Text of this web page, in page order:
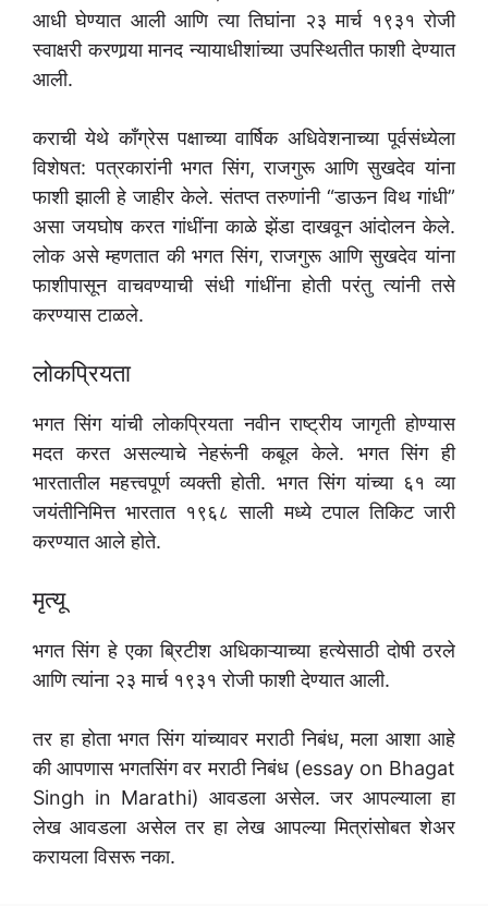
आधी घेण्यात आली आणि त्या तिघांना २३ मार्च १९३१ रोजी
स्वाक्षरी करणार्‍या मानद न्यायाधीशांच्या उपस्थितीत फाशी देण्यात
आली.
कराची येथे कॉंग्रेस पक्षाच्या वार्षिक अधिवेशनाच्या पूर्वसंध्येला
विशेषत: पत्रकारांनी भगत सिंग, राजगुरू आणि सुखदेव यांना
फाशी झाली हे जाहीर केले. संतप्त तरुणांनी “डाऊन विथ गांधी”
असा जयघोष करत गांधींना काळे झेंडा दाखवून आंदोलन केले.
लोक असे म्हणतात की भगत सिंग, राजगुरू आणि सुखदेव यांना
फाशीपासून वाचवण्याची संधी गांधींना होती परंतु त्यांनी तसे
करण्यास टाळले.
लोकप्रियता
भगत सिंग यांची लोकप्रियता नवीन राष्ट्रीय जागृती होण्यास
मदत करत असल्याचे नेहरूंनी कबूल केले. भगत सिंग ही
भारतातील महत्त्वपूर्ण व्यक्ती होती. भगत सिंग यांच्या ६१ व्या
जयंतीनिमित्त भारतात १९६८ साली मध्ये टपाल तिकिट जारी
करण्यात आले होते.
मृत्यू
भगत सिंग हे एका ब्रिटीश अधिकाऱ्याच्या हत्येसाठी दोषी ठरले
आणि त्यांना २३ मार्च १९३१ रोजी फाशी देण्यात आली.
तर हा होता भगत सिंग यांच्यावर मराठी निबंध, मला आशा आहे
की आपणास भगतसिंग वर मराठी निबंध (essay on Bhagat
Singh in Marathi) आवडला असेल. जर आपल्याला हा
लेख आवडला असेल तर हा लेख आपल्या मित्रांसोबत शेअर
करायला विसरू नका.